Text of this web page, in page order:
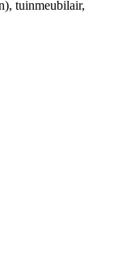
, tuinmeubilair,